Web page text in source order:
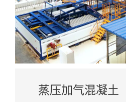
蒸压加气混凝土